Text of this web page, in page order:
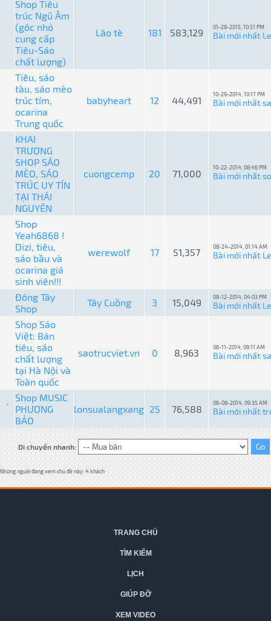
Shop Tiêu
trúc Ngũ Âm
(góc nhỏ
cung cấp
Tiêu-Sáo
chất lượng)
Lão tè 181 583,129 01-28-2015, 10:51 PM
Bài mới nhất:
Tiêu, sáo
tàu, sáo mèo
trúc tím,
ocarina
Trung quốc
babyheart 12 44,491
10-29-2014, 10:17 PM
Bài mới nhất:
KHAI
TRƯƠNG
SHOP SÁO
MÈO, SÁO
TRÚC UY TÍN
TẠI THÁI
NGUYÊN
cuongcemp 20 71,000
10-22-2014, 08:46 PM
Bài mới nhất:
Shop
Yeah6868 !
Dizi, tiêu,
sáo bầu và
ocarina giá
sinh viên!!!
werewolf 17 51,357 08-24-2014, 01:14 AM
Bài mới nhất:
Đông Tây
Shop
Tây Cuồng 3 15,049 08-12-2014, 04:03 PM
Bài mới nhất:
Shop Sáo
Việt: Bán
tiêu, sáo
chất lượng
tại Hà Nội và
Toàn quốc
saotrucviet.vn 0 8,963 06-11-2014, 09:11 AM
Bài mới nhất:
Shop MUSIC
PHƯƠNG
BẢO
lonsualangxang 25 76,588
06-08-2014, 09:35 AM
Bài mới nhất:
Di chuyển nhanh:
Những người đang xem chủ đề này: 4 khách
TRANG CHỦ
TÌM KIẾM
LỊCH
GIÚP ĐỠ
XEM VIDEO